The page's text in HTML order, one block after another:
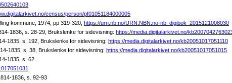
census/person/pf01051184000005
kommune, 1974, pp 319-320, https://urn.nb.no/URN:NBN:no-nb_digibok_2015121008030
1836, s. 28-29, Brukslenke for sidevisning: https://media.digitalarkivet.no/
1835, s. 192, Brukslenke for sidevisning: https://media.digitalarkivet.no/kb20051017051110
1835, s. 38, Brukslenke for sidevisning: https://media.digitalarkivet.no/kb20051017051015
1835, s. 62
1836, s. 92-93